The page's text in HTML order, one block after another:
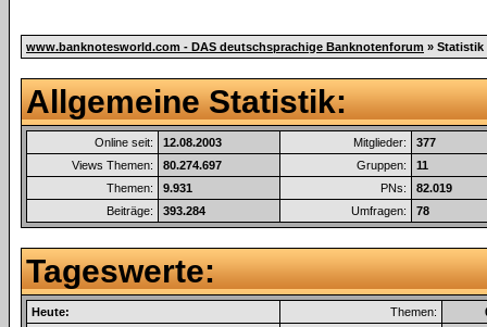
www.banknotesworld.com - DAS deutschsprachige Banknotenforum » Statistik
Allgemeine Statistik:
Online seit: 12.08.2003 Mitglieder:
377
Views Themen:
80.274.697 Gruppen:
11
Themen:
9.931 PNs:
82.019
Beiträge:
393.284 Umfragen: 78
Tageswerte:
Heute: Themen: